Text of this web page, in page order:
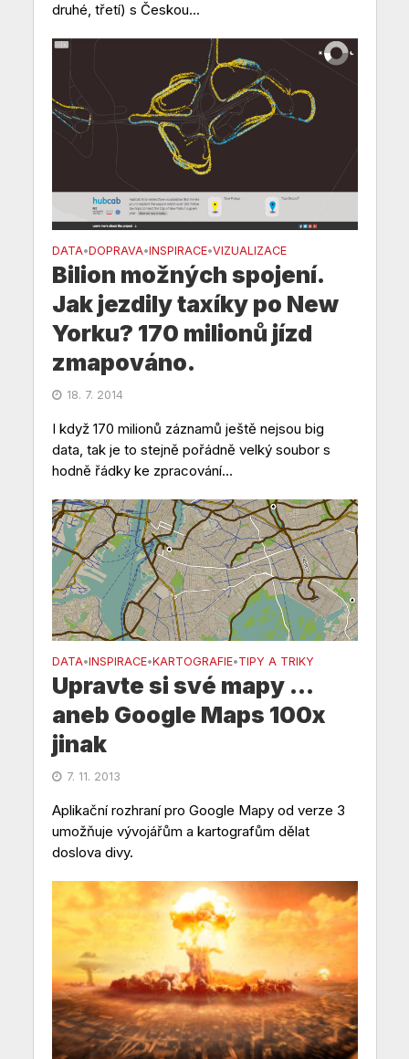
druhé, třetí) s Českou...
DATA•DOPRAVA•INSPIRACE•VIZUALIZACE
Bilion možných spojení.
Jak jezdily taxíky po New
Yorku? 170 milionů jízd
zmapováno.
18. 7. 2014
I když 170 milionů záznamů ještě nejsou big
data, tak je to stejně pořádně velký soubor s
hodně řádky ke zpracování...
DATA•INSPIRACE•KARTOGRAFIE•TIPY A TRIKY
Upravte si své mapy …
aneb Google Maps 100x
jinak
7. 11. 2013
Aplikační rozhraní pro Google Mapy od verze 3
umožňuje vývojářům a kartografům dělat
doslova divy.